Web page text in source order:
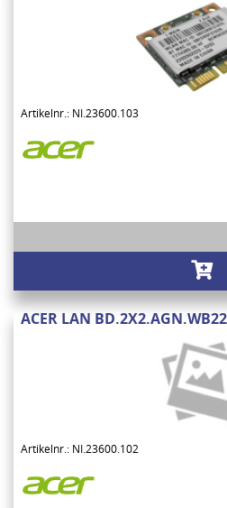
Artikelnr.: NI.23600.103
ACER LAN
Artikelnr.: NI.23600.102